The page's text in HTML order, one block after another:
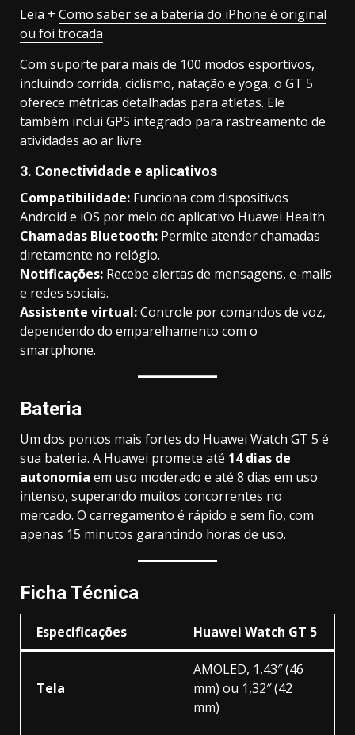
Leia + Como saber se a bateria do iPhone é original
ou foi trocada
Com suporte para mais de 100 modos esportivos,
incluindo corrida, ciclismo, natação e yoga, o GT 5
oferece métricas detalhadas para atletas. Ele
também inclui GPS integrado para rastreamento de
atividades ao ar livre.
3. Conectividade e aplicativos
Compatibilidade: Funciona com dispositivos
Android e iOS por meio do aplicativo Huawei Health.
Chamadas Bluetooth: Permite atender chamadas
diretamente no relógio.
Notificações: Recebe alertas de mensagens, e-mails
e redes sociais.
Assistente virtual:Controle por comandos de voz,
dependendo do emparelhamento com o
smartphone.
Bateria
Um dos pontos mais fortes do Huawei Watch GT 5 é
sua bateria. A Huawei promete até 14 dias de
autonomia em uso moderado e até 8 dias em uso
intenso, superando muitos concorrentes no
mercado. O carregamento é rápido e sem fio, com
apenas 15 minutos garantindo horas de uso.
Ficha Técnica
Especificações Huawei Watch GT 5
Tela
AMOLED, 1,43″ (46
mm) ou 1,32″ (42
mm)